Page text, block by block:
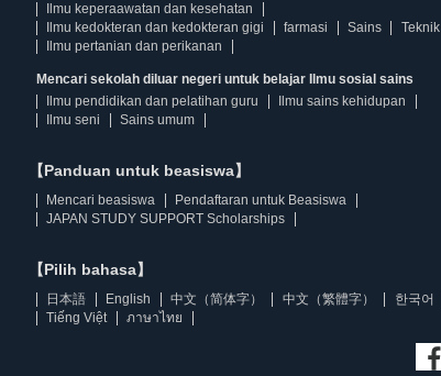
Ilmu keperaawatan dan kesehatan
Ilmu kedokteran dan kedokteran gigi
farmasi Sains
Teknik
Ilmu pertanian dan perikanan
Mencari sekolah diluar negeri untuk belajar Ilmu sosial sains
Ilmu pendidikan dan pelatihan guru
Ilmu sains kehidupan
Ilmu seni
Sains umum
【Panduan untuk beasiswa】
Mencari beasiswa
Pendaftaran untuk Beasiswa
JAPAN STUDY SUPPORT Scholarships
【Pilih bahasa】
日本語 English 中文（简体字） 中文（繁體字）
한국어
Tiếng Việt
ภาษาไทย